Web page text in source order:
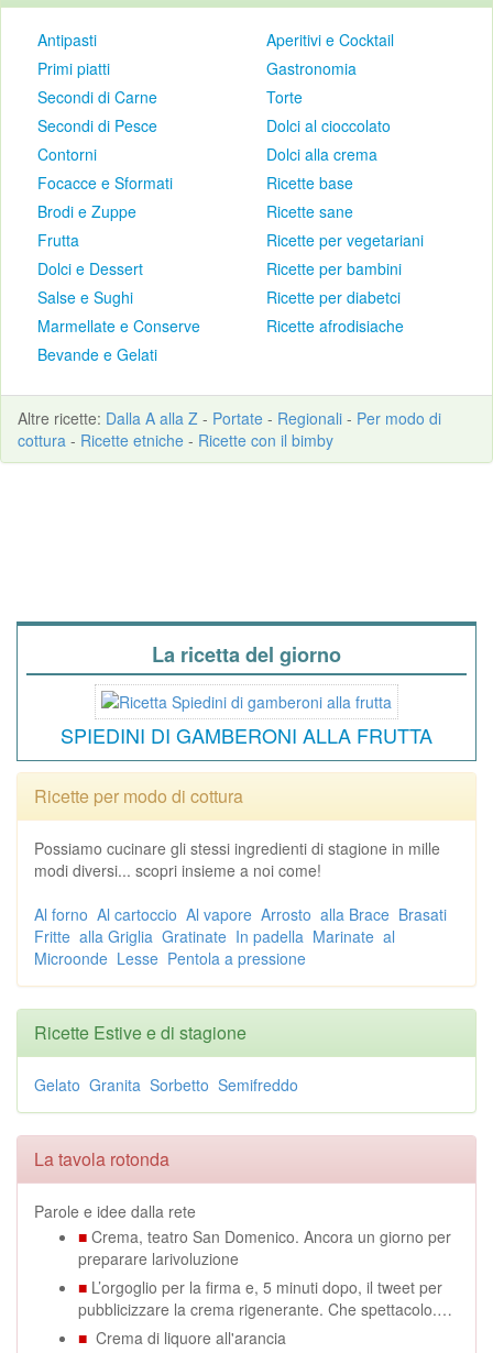
Antipasti
Primi piatti
Secondi di Carne
Secondi di Pesce
Contorni
Focacce e Sformati
Brodi e Zuppe
Frutta
Dolci e Dessert
Salse e Sughi
Marmellate e Conserve
Bevande e Gelati
Aperitivi e Cocktail
Gastronomia
Torte
Dolci al cioccolato
Dolci alla crema
Ricette base
Ricette sane
Ricette per vegetariani
Ricette per bambini
Ricette per diabetci
Ricette afrodisiache
Altre ricette: Dalla A alla Z - Portate - Regionali - Per modo di
cottura - Ricette etniche - Ricette con il bimby
La ricetta del giorno
SPIEDINI DI GAMBERONI ALLA FRUTTA
Ricette per modo di cottura
Possiamo cucinare gli stessi ingredienti di stagione in mille
modi diversi... scopri insieme a noi come!
Al forno Al cartoccio Al vapore Arrosto alla Brace Brasati
Fritte alla Griglia Gratinate In padella Marinate al
Microonde Lesse Pentola a pressione
Ricette Estive e di stagione
Gelato Granita Sorbetto Semifreddo
La tavola rotonda
Parole e idee dalla rete
■ Crema, teatro San Domenico. Ancora un giorno per
preparare larivoluzione
■ L’orgoglio per la firma e, 5 minuti dopo, il tweet per
pubblicizzare la crema rigenerante. Che spettacolo.…
■ Crema di liquore all'arancia